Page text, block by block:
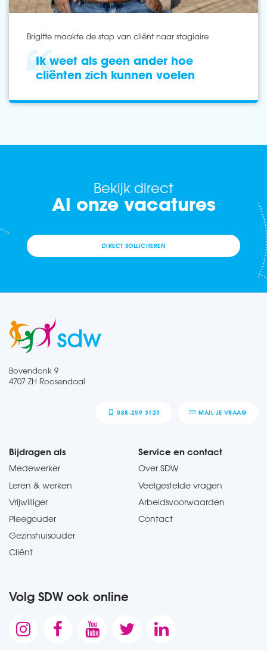
Brigitte maakte de stap van cliënt naar stagiaire
Ik weet als geen ander hoe
cliënten zich kunnen voelen
Bekijk direct
Al onze vacatures
DIRECT SOLLICITEREN
Bovendonk 9
4707 ZH Roosendaal
088-259 3123 MAIL JE VRAAG
Bijdragen als
Medewerker
Leren & werken
Vrijwilliger
Pleegouder
Gezinshuisouder
Cliënt
Service en contact
Over SDW
Veelgestelde vragen
Arbeidsvoorwaarden
Contact
Volg SDW ook online
    